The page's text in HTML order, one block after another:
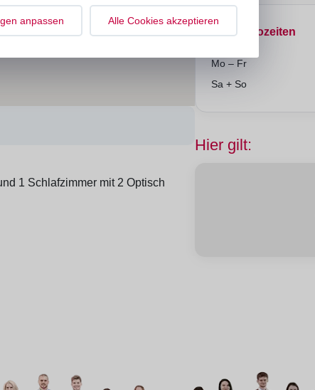
1 Schlafzimmer mit 2 Optisch
Bürozeiten
Mo – Fr
Sa + So
Hier gilt:
anpassen Alle Cookies akzeptieren